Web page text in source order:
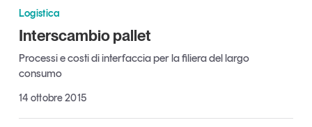
Podcast
Eventi e formazione
Tutti gli appuntamenti
Chi siamo
Newsletter
Logistica
Interscambio pallet
Processi e costi di interfaccia per la filiera del largo
consumo
14 ottobre 2015